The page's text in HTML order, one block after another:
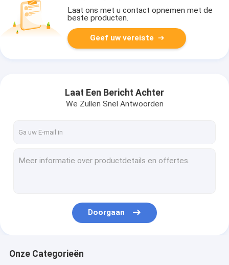
Laat ons met u contact opnemen met de
beste producten.
Geef uw vereiste
Laat Een Bericht Achter
We Zullen Snel Antwoorden
Doorgaan
Onze Categorieën